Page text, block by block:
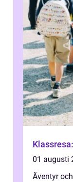
01 augusti
Äventyr